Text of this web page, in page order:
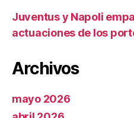
Juventus y Napoli
actuaciones de los
Archivos
mayo 2026